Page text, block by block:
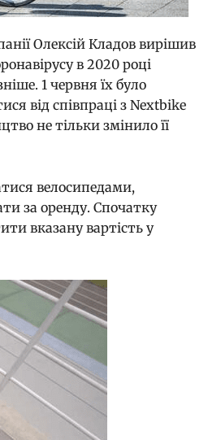
Олексій Кладов вирішив
в 2020 році
1 червня їх було
від співпраці з Nextbike
не тільки змінило її
велосипедами,
за оренду. Спочатку
вказану вартість у